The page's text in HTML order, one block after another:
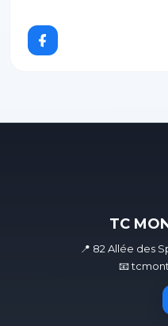
TC
📍 82 Allée des
📧